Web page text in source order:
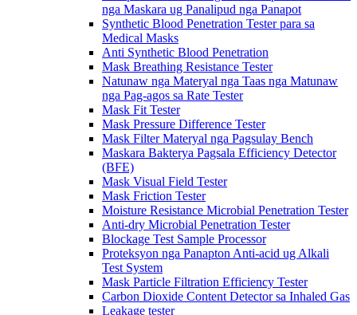
nga Maskara ug Panalipud nga Panapot
Synthetic Blood Penetration Tester para sa
Medical Masks
Anti Synthetic Blood Penetration
Mask Breathing Resistance Tester
Natunaw nga Materyal nga Taas nga Matunaw
nga Pag-agos sa Rate Tester
Mask Fit Tester
Mask Pressure Difference Tester
Mask Filter Materyal nga Pagsulay Bench
Maskara Bakterya Pagsala Efficiency Detector
(BFE)
Mask Visual Field Tester
Mask Friction Tester
Moisture Resistance Microbial Penetration Tester
Anti-dry Microbial Penetration Tester
Blockage Test Sample Processor
Proteksyon nga Panapton Anti-acid ug Alkali
Test System
Mask Particle Filtration Efficiency Tester
Carbon Dioxide Content Detector sa Inhaled Gas
Leakage tester